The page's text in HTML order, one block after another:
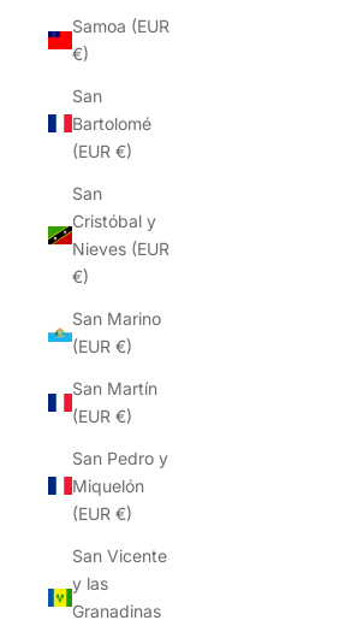
Samoa (EUR
€)
San
Bartolomé
(EUR €)
San
Cristóbal y
Nieves (EUR
€)
San Marino
(EUR €)
San Martín
(EUR €)
San Pedro y
Miquelón
(EUR €)
San Vicente
y las
Granadinas